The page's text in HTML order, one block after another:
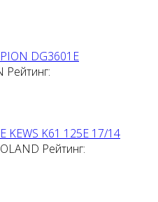
DG3601E
Рейтинг:
KEWS K61 125E 17/14
Рейтинг: